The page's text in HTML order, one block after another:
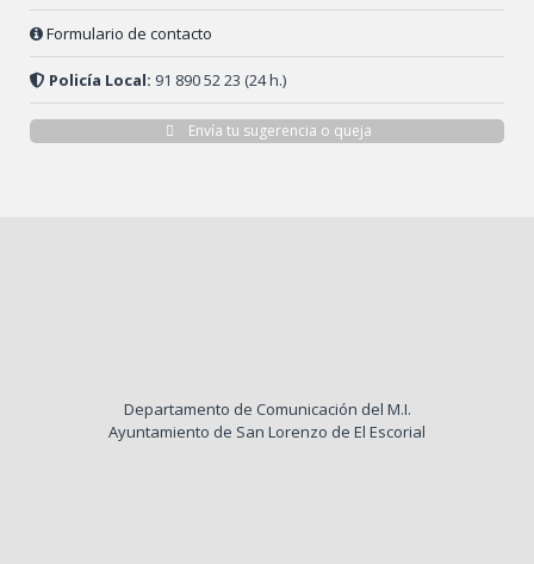
Formulario de contacto
Policía Local: 91 890 52 23 (24 h.)
Envía tu sugerencia o queja
Departamento de Comunicación del M.I.
Ayuntamiento de San Lorenzo de El Escorial